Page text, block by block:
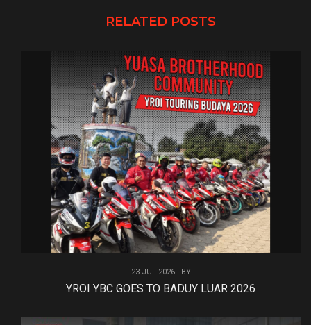
RELATED POSTS
23 JUL 2026 | BY
YROI YBC GOES TO BADUY LUAR 2026